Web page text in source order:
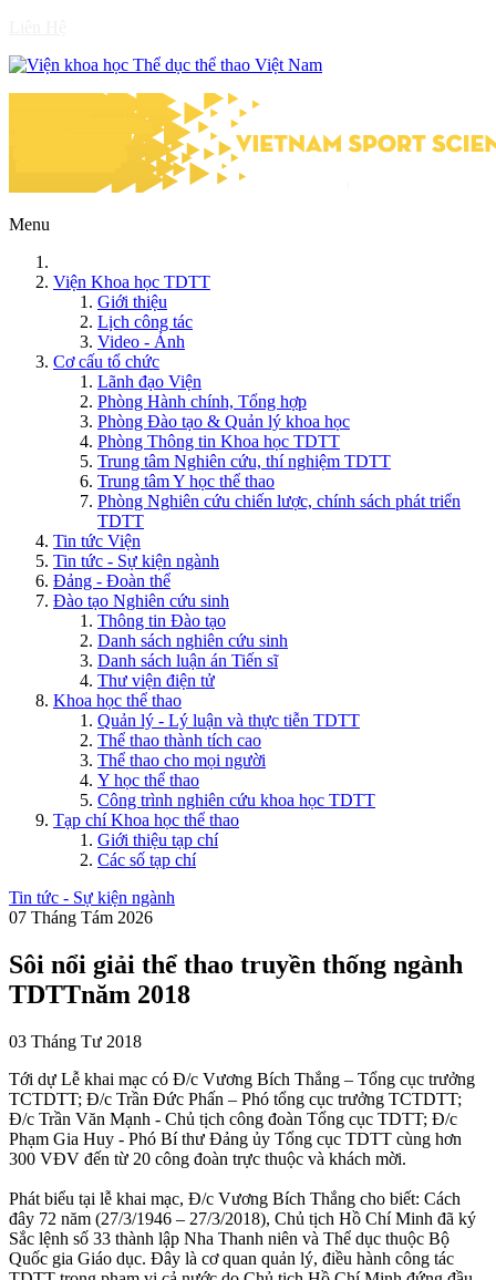
Menu
Viện Khoa học TDTT
Giới thiệu
Lịch công tác
Video - Ảnh
Cơ cấu tổ chức
Lãnh đạo Viện
Phòng Hành chính, Tổng hợp
Phòng Đào tạo & Quản lý khoa học
Phòng Thông tin Khoa học TDTT
Trung tâm Nghiên cứu, thí nghiệm TDTT
Trung tâm Y học thể thao
Phòng Nghiên cứu chiến lược, chính sách phát triển
TDTT
Tin tức Viện
Tin tức - Sự kiện ngành
Đảng - Đoàn thể
Đào tạo Nghiên cứu sinh
Thông tin Đào tạo
Danh sách nghiên cứu sinh
Danh sách luận án Tiến sĩ
Thư viện điện tử
Khoa học thể thao
Quản lý - Lý luận và thực tiễn TDTT
Thể thao thành tích cao
Thể thao cho mọi người
Y học thể thao
Công trình nghiên cứu khoa học TDTT
Tạp chí Khoa học thể thao
Giới thiệu tạp chí
Các số tạp chí
Tin tức - Sự kiện ngành
07 Tháng Tám 2026
Sôi nổi giải thể thao truyền thống ngành
TDTTnăm 2018
03 Tháng Tư 2018
Tới dự Lễ khai mạc có Đ/c Vương Bích Thắng – Tổng cục trưởng
TCTDTT; Đ/c Trần Đức Phấn – Phó tổng cục trưởng TCTDTT;
Đ/c Trần Văn Mạnh - Chủ tịch công đoàn Tổng cục TDTT; Đ/c
Phạm Gia Huy - Phó Bí thư Đảng ủy Tổng cục TDTT cùng hơn
300 VĐV đến từ 20 công đoàn trực thuộc và khách mời.
Phát biểu tại lễ khai mạc, Đ/c Vương Bích Thắng cho biết: Cách
đây 72 năm (27/3/1946 – 27/3/2018), Chủ tịch Hồ Chí Minh đã ký
Sắc lệnh số 33 thành lập Nha Thanh niên và Thể dục thuộc Bộ
Quốc gia Giáo dục. Đây là cơ quan quản lý, điều hành công tác